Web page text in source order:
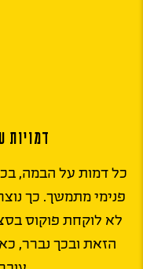
דמויות
כל דמות על הבמה,
פנימי מתמשך. כך
לא לוקחת פוקוס
הזאת ובכך נברר,